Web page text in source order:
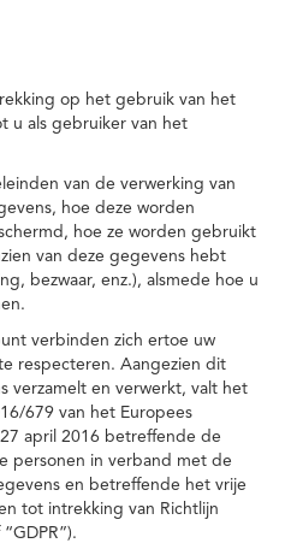
op het gebruik van het
u als gebruiker van het
van de verwerking van
hoe deze worden
hoe ze worden gebruikt
van deze gegevens hebt
bezwaar, enz.), alsmede hoe u
verbinden zich ertoe uw
respecteren. Aangezien dit
verzamelt en verwerkt, valt het
679 van het Europees
april 2016 betreffende de
personen in verband met de
en betreffende het vrije
tot intrekking van Richtlijn